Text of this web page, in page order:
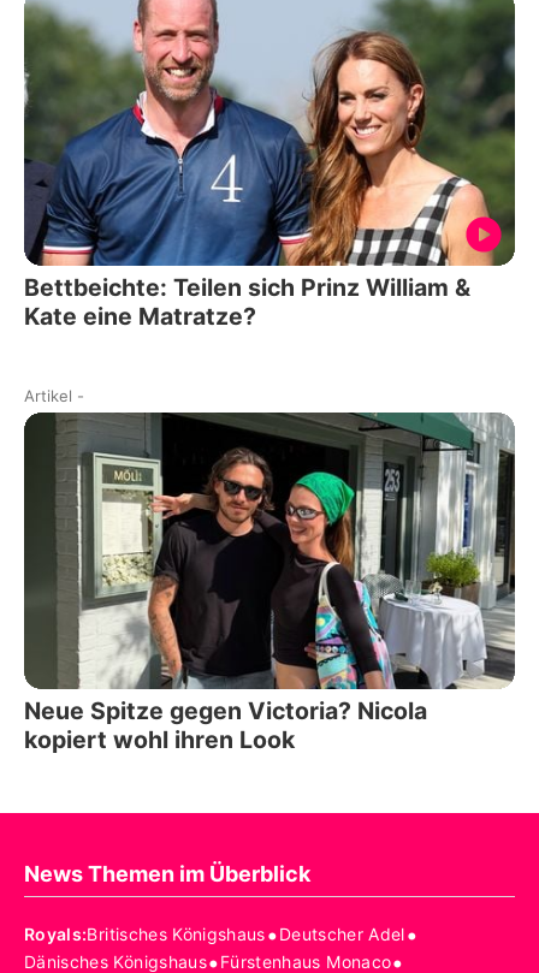
Bettbeichte: Teilen sich Prinz William &
Kate eine Matratze?
Artikel -
Neue Spitze gegen Victoria? Nicola
kopiert wohl ihren Look
News Themen im Überblick
Royals:Britisches Königshaus•Deutscher Adel•
Dänisches Königshaus•Fürstenhaus Monaco•